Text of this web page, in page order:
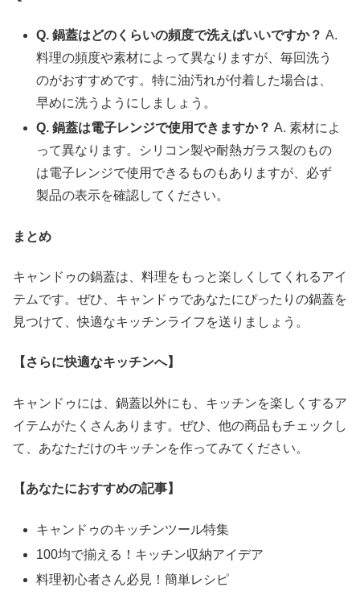
Q. 鍋蓋はどのくらいの頻度で洗えばいいですか？ A.
料理の頻度や素材によって異なりますが、毎回洗う
のがおすすめです。特に油汚れが付着した場合は、
早めに洗うようにしましょう。
Q. 鍋蓋は電子レンジで使用できますか？ A. 素材によ
って異なります。シリコン製や耐熱ガラス製のもの
は電子レンジで使用できるものもありますが、必ず
製品の表示を確認してください。
まとめ
キャンドゥの鍋蓋は、料理をもっと楽しくしてくれるアイ
テムです。ぜひ、キャンドゥであなたにぴったりの鍋蓋を
見つけて、快適なキッチンライフを送りましょう。
【さらに快適なキッチンへ】
キャンドゥには、鍋蓋以外にも、キッチンを楽しくするア
イテムがたくさんあります。ぜひ、他の商品もチェックし
て、あなただけのキッチンを作ってみてください。
【あなたにおすすめの記事】
キャンドゥのキッチンツール特集
100均で揃える！キッチン収納アイデア
料理初心者さん必見！簡単レシピ